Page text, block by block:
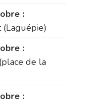
:
(Laguépie)
:
de la
: